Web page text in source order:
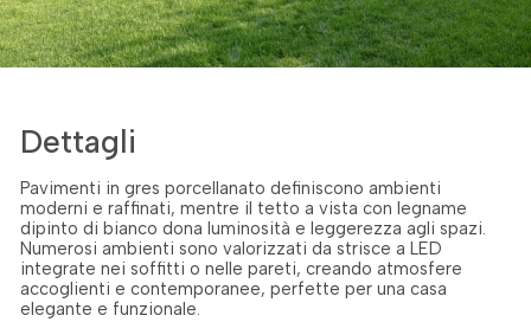
Dettagli
Pavimenti in gres porcellanato definiscono ambienti
moderni e raffinati, mentre il tetto a vista con legname
dipinto di bianco dona luminosità e leggerezza agli spazi.
Numerosi ambienti sono valorizzati da strisce a LED
integrate nei soffitti o nelle pareti, creando atmosfere
accoglienti e contemporanee, perfette per una casa
elegante e funzionale.